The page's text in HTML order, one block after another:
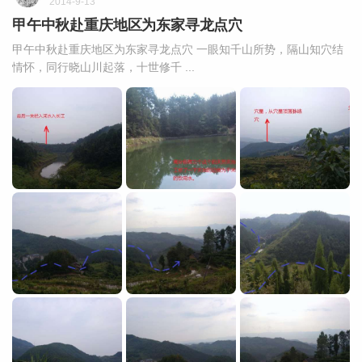
甲午中秋赴重庆地区为东家寻龙点穴
甲午中秋赴重庆地区为东家寻龙点穴 一眼知千山所势，隔山知穴结
情怀，同行晓山川起落，十世修千 ...